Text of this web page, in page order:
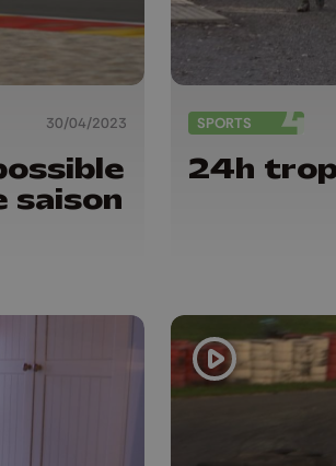
30/04/2023
saison
SPORTS
24h